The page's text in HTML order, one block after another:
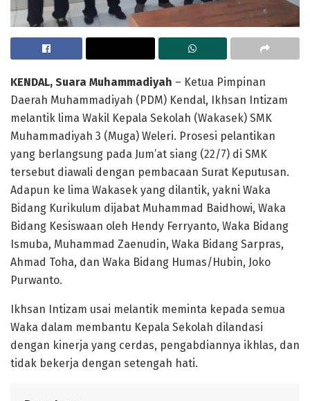
KENDAL, Suara Muhammadiyah – Ketua Pimpinan
Daerah Muhammadiyah (PDM) Kendal, Ikhsan Intizam
melantik lima Wakil Kepala Sekolah (Wakasek) SMK
Muhammadiyah 3 (Muga) Weleri. Prosesi pelantikan
yang berlangsung pada Jum’at siang (22/7) di SMK
tersebut diawali dengan pembacaan Surat Keputusan.
Adapun ke lima Wakasek yang dilantik, yakni Waka
Bidang Kurikulum dijabat Muhammad Baidhowi, Waka
Bidang Kesiswaan oleh Hendy Ferryanto, Waka Bidang
Ismuba, Muhammad Zaenudin, Waka Bidang Sarpras,
Ahmad Toha, dan Waka Bidang Humas/Hubin, Joko
Purwanto.
Ikhsan Intizam usai melantik meminta kepada semua
Waka dalam membantu Kepala Sekolah dilandasi
dengan kinerja yang cerdas, pengabdiannya ikhlas, dan
tidak bekerja dengan setengah hati.